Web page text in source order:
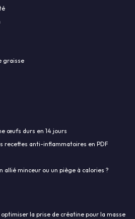
graisse
œufs durs en 14 jours
recettes anti-inflammatoires en PDF
allié minceur ou un piège à calories ?
la prise de créatine pour la masse